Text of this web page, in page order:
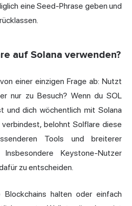
eine Seed-Phrase geben und
auf Solana verwenden?
einer einzigen Frage ab: Nutzt
nur zu Besuch? Wenn du SOL
und dich wöchentlich mit Solana
belohnt Solflare diese
Tools und breiterer
Insbesondere Keystone-Nutzer
zu entscheiden.
Blockchains halten oder einfach